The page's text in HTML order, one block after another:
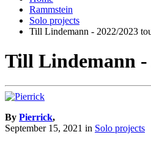
Rammstein
Solo projects
Till Lindemann - 2022/2023
Till Lindemann -
By Pierrick,
September 15, 2021 in Solo projects